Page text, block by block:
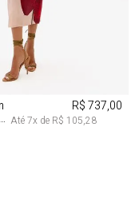
M
R$ 737,00
Até7x de R$ 105,28